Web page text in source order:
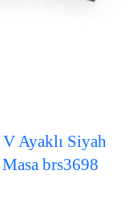
Ayaklı Siyah
brs3698